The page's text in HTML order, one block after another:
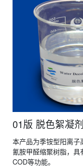
01版 脱色絮凝
本产品为季铵型阳离
氰胺甲醛缩聚树脂，
COD等功能。